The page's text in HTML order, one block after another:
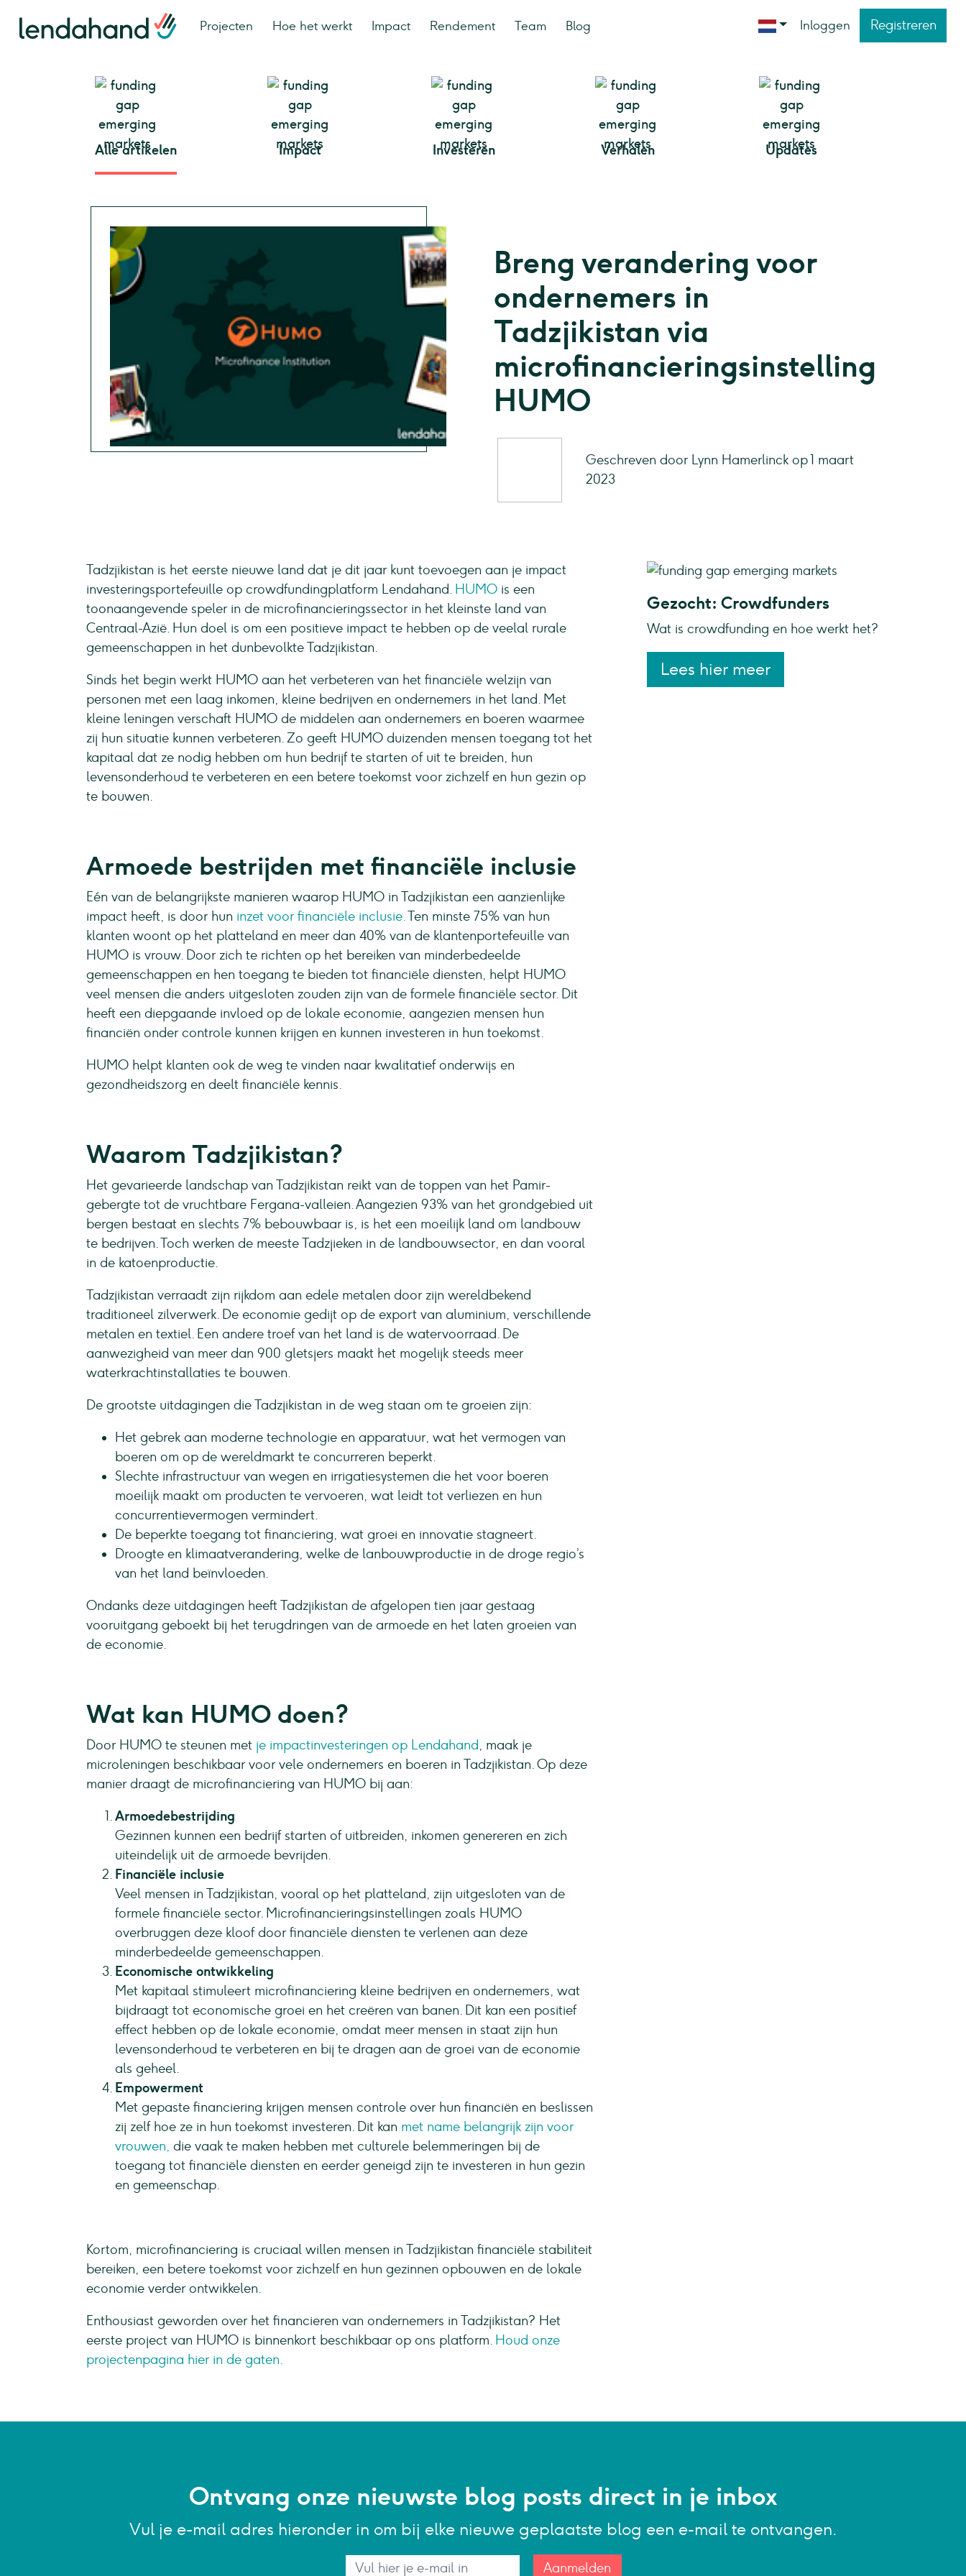
Projecten Hoe het werkt Impact Rendement Team Blog Inloggen Registreren
Alle artikelen Impact Investeren Verhalen Updates
Breng verandering voor
ondernemers in
Tadzjikistan via
microfinancieringsinstelling
HUMO
Geschreven door Lynn Hamerlinck op 1 maart
2023
Tadzjikistan is het eerste nieuwe land dat je dit jaar kunt toevoegen aan je impact
investeringsportefeuille op crowdfundingplatform Lendahand. HUMO is een
toonaangevende speler in de microfinancieringssector in het kleinste land van
Centraal-Azië. Hun doel is om een positieve impact te hebben op de veelal rurale
gemeenschappen in het dunbevolkte Tadzjikistan.
Sinds het begin werkt HUMO aan het verbeteren van het financiële welzijn van
personen met een laag inkomen, kleine bedrijven en ondernemers in het land. Met
kleine leningen verschaft HUMO de middelen aan ondernemers en boeren waarmee
zij hun situatie kunnen verbeteren. Zo geeft HUMO duizenden mensen toegang tot het
kapitaal dat ze nodig hebben om hun bedrijf te starten of uit te breiden, hun
levensonderhoud te verbeteren en een betere toekomst voor zichzelf en hun gezin op
te bouwen.
Armoede bestrijden met financiële inclusie
Eén van de belangrijkste manieren waarop HUMO in Tadzjikistan een aanzienlijke
impact heeft, is door hun inzet voor financiële inclusie.Ten minste 75% van hun
klanten woont op het platteland en meer dan 40% van de klantenportefeuille van
HUMO is vrouw. Door zich te richten op het bereiken van minderbedeelde
gemeenschappen en hen toegang te bieden tot financiële diensten, helpt HUMO
veel mensen die anders uitgesloten zouden zijn van de formele financiële sector. Dit
heeft een diepgaande invloed op de lokale economie, aangezien mensen hun
financiën onder controle kunnen krijgen en kunnen investeren in hun toekomst.
HUMO helpt klanten ook de weg te vinden naar kwalitatief onderwijs en
gezondheidszorg en deelt financiële kennis.
Waarom Tadzjikistan?
Het gevarieerde landschap van Tadzjikistan reikt van de toppen van het Pamir-
gebergte tot de vruchtbare Fergana-valleien. Aangezien 93% van het grondgebied uit
bergen bestaat en slechts 7% bebouwbaar is, is het een moeilijk land om landbouw
te bedrijven. Toch werken de meeste Tadzjieken in de landbouwsector, en dan vooral
in de katoenproductie.
Tadzjikistan verraadt zijn rijkdom aan edele metalen door zijn wereldbekend
traditioneel zilverwerk. De economie gedijt op de export van aluminium, verschillende
metalen en textiel. Een andere troef van het land is de watervoorraad. De
aanwezigheid van meer dan 900 gletsjers maakt het mogelijk steeds meer
waterkrachtinstallaties te bouwen.
De grootste uitdagingen die Tadzjikistan in de weg staan om te groeien zijn:
Het gebrek aan moderne technologie en apparatuur, wat het vermogen van
boeren om op de wereldmarkt te concurreren beperkt.
Slechte infrastructuur van wegen en irrigatiesystemen die het voor boeren
moeilijk maakt om producten te vervoeren, wat leidt tot verliezen en hun
concurrentievermogen vermindert.
De beperkte toegang tot financiering, wat groei en innovatie stagneert.
Droogte en klimaatverandering, welke de lanbouwproductie in de droge regio’s
van het land beïnvloeden.
Ondanks deze uitdagingen heeft Tadzjikistan de afgelopen tien jaar gestaag
vooruitgang geboekt bij het terugdringen van de armoede en het laten groeien van
de economie.
Wat kan HUMO doen?
Door HUMO te steunen met je impactinvesteringen op Lendahand, maak je
microleningen beschikbaar voor vele ondernemers en boeren in Tadzjikistan. Op deze
manier draagt de microfinanciering van HUMO bij aan:
Armoedebestrijding
Gezinnen kunnen een bedrijf starten of uitbreiden, inkomen genereren en zich
uiteindelijk uit de armoede bevrijden.
Financiële inclusie
Veel mensen in Tadzjikistan, vooral op het platteland, zijn uitgesloten van de
formele financiële sector. Microfinancieringsinstellingen zoals HUMO
overbruggen deze kloof door financiële diensten te verlenen aan deze
minderbedeelde gemeenschappen.
Economische ontwikkeling
Met kapitaal stimuleert microfinanciering kleine bedrijven en ondernemers, wat
bijdraagt tot economische groei en het creëren van banen. Dit kan een positief
effect hebben op de lokale economie, omdat meer mensen in staat zijn hun
levensonderhoud te verbeteren en bij te dragen aan de groei van de economie
als geheel.
Empowerment
Met gepaste financiering krijgen mensen controle over hun financiën en beslissen
zij zelf hoe ze in hun toekomst investeren. Dit kan met name belangrijk zijn voor
vrouwen, die vaak te maken hebben met culturele belemmeringen bij de
toegang tot financiële diensten en eerder geneigd zijn te investeren in hun gezin
en gemeenschap.
Kortom, microfinanciering is cruciaal willen mensen in Tadzjikistan financiële stabiliteit
bereiken, een betere toekomst voor zichzelf en hun gezinnen opbouwen en de lokale
economie verder ontwikkelen.
Enthousiast geworden over het financieren van ondernemers in Tadzjikistan? Het
eerste project van HUMO is binnenkort beschikbaar op ons platform. Houd onze
projectenpagina hier in de gaten.
Gezocht: Crowdfunders
Wat is crowdfunding en hoe werkt het?
Lees hier meer
Ontvang onze nieuwste blog posts direct in je inbox
Vul je e-mail adres hieronder in om bij elke nieuwe geplaatste blog een e-mail te ontvangen.
Aanmelden